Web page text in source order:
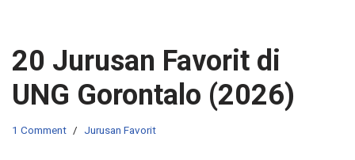
20 Jurusan Favorit di
UNG Gorontalo (2026)
1 Comment Jurusan Favorit